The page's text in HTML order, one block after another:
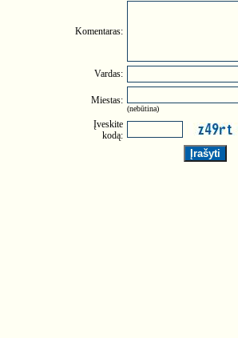
Komentaras:
Vardas:
Miestas:
(nebūtina)
Įveskite
kodą: